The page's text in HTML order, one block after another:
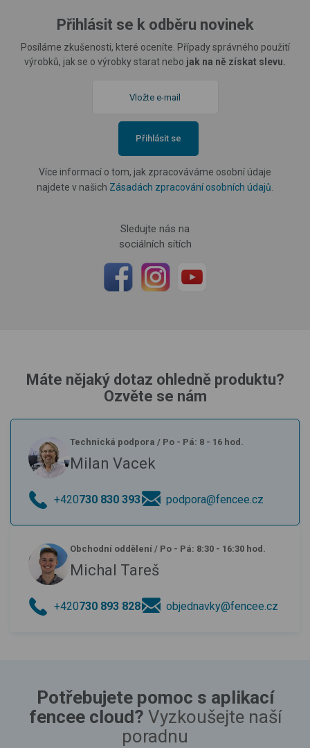
Přihlásit se k odběru novinek
Posíláme zkušenosti, které oceníte. Případy správného použití
výrobků, jak se o výrobky starat nebo jak na ně získat slevu.
Přihlásit se
Více informací o tom, jak zpracováváme osobní údaje
najdete v našich Zásadách zpracování osobních údajů.
Sledujte nás na
sociálních sítích
Máte nějaký dotaz ohledně produktu?
Ozvěte se nám
Technická podpora / Po - Pá: 8 - 16 hod.
Milan Vacek
+420730 830 393 podpora@fencee.cz
Obchodní oddělení / Po - Pá: 8:30 - 16:30 hod.
Michal Tareš
+420730 893 828 objednavky@fencee.cz
Potřebujete pomoc s aplikací
fencee cloud? Vyzkoušejte naší
poradnu